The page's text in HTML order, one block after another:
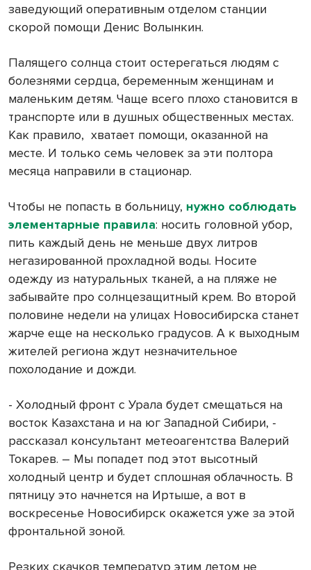
заведующий оперативным отделом станции
скорой помощи Денис Волынкин.
Палящего солнца стоит остерегаться людям с
болезнями сердца, беременным женщинам и
маленьким детям. Чаще всего плохо становится в
транспорте или в душных общественных местах.
Как правило, хватает помощи, оказанной на
месте. И только семь человек за эти полтора
месяца направили в стационар.
Чтобы не попасть в больницу, нужно соблюдать
элементарные правила: носить головной убор,
пить каждый день не меньше двух литров
негазированной прохладной воды. Носите
одежду из натуральных тканей, а на пляже не
забывайте про солнцезащитный крем. Во второй
половине недели на улицах Новосибирска станет
жарче еще на несколько градусов. А к выходным
жителей региона ждут незначительное
похолодание и дожди.
- Холодный фронт с Урала будет смещаться на
восток Казахстана и на юг Западной Сибири, -
рассказал консультант метеоагентства Валерий
Токарев. – Мы попадет под этот высотный
холодный центр и будет сплошная облачность. В
пятницу это начнется на Иртыше, а вот в
воскресенье Новосибирск окажется уже за этой
фронтальной зоной.
Резких скачков температур этим летом не